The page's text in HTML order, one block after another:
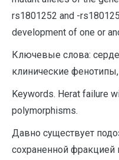
rs1801252 and -
development of one or
Ключевые слова:
клинические
Keywords. Herat failure
polymorphisms.
Давно существует
сохраненной